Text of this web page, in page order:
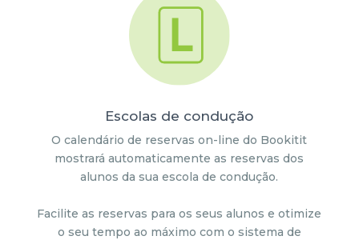
Escolas de condução
O calendário de reservas on-line do Bookitit
mostrará automaticamente as reservas dos
alunos da sua escola de condução.
Facilite as reservas para os seus alunos e otimize
o seu tempo ao máximo com o sistema de